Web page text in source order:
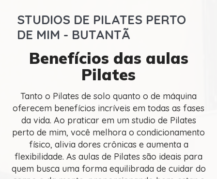
STUDIOS DE PILATES PERTO
DE MIM - BUTANTÃ
Benefícios das aulas
Pilates
Tanto o Pilates de solo quanto o de máquina
oferecem benefícios incríveis em todas as fases
da vida. Ao praticar em um studio de Pilates
perto de mim, você melhora o condicionamento
físico, alivia dores crônicas e aumenta a
flexibilidade. As aulas de Pilates são ideais para
quem busca uma forma equilibrada de cuidar do